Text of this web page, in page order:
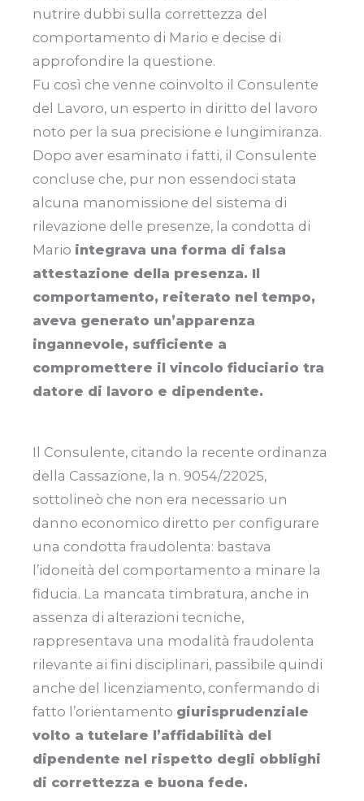
nutrire dubbi sulla correttezza del
comportamento di Mario e decise di
approfondire la questione.
Fu così che venne coinvolto il Consulente
del Lavoro, un esperto in diritto del lavoro
noto per la sua precisione e lungimiranza.
Dopo aver esaminato i fatti, il Consulente
concluse che, pur non essendoci stata
alcuna manomissione del sistema di
rilevazione delle presenze, la condotta di
Mario integrava una forma di falsa
attestazione della presenza. Il
comportamento, reiterato nel tempo,
aveva generato un’apparenza
ingannevole, sufficiente a
compromettere il vincolo fiduciario tra
datore di lavoro e dipendente.
Il Consulente, citando la recente ordinanza
della Cassazione, la n. 9054/22025,
sottolineò che non era necessario un
danno economico diretto per configurare
una condotta fraudolenta: bastava
l’idoneità del comportamento a minare la
fiducia. La mancata timbratura, anche in
assenza di alterazioni tecniche,
rappresentava una modalità fraudolenta
rilevante ai fini disciplinari, passibile quindi
anche del licenziamento, confermando di
fatto l’orientamento giurisprudenziale
volto a tutelare l’affidabilità del
dipendente nel rispetto degli obblighi
di correttezza e buona fede.